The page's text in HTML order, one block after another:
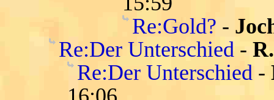
Re:Gold? -
Re:Der Unterschied -
Re:Der Unterschied -